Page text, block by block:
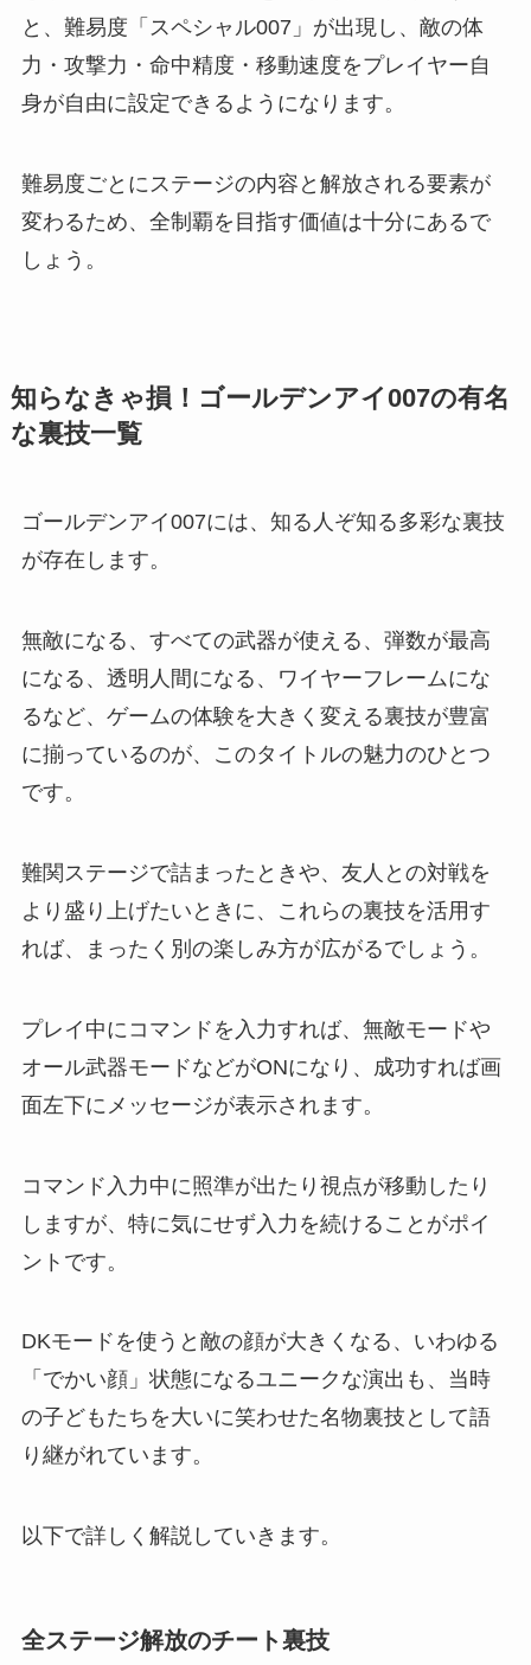
と、難易度「スペシャル007」が出現し、敵の体
力・攻撃力・命中精度・移動速度をプレイヤー自
身が自由に設定できるようになります。
難易度ごとにステージの内容と解放される要素が
変わるため、全制覇を目指す価値は十分にあるで
しょう。
知らなきゃ損！ゴールデンアイ007の有名
な裏技一覧
ゴールデンアイ007には、知る人ぞ知る多彩な裏技
が存在します。
無敵になる、すべての武器が使える、弾数が最高
になる、透明人間になる、ワイヤーフレームにな
るなど、ゲームの体験を大きく変える裏技が豊富
に揃っているのが、このタイトルの魅力のひとつ
です。
難関ステージで詰まったときや、友人との対戦を
より盛り上げたいときに、これらの裏技を活用す
れば、まったく別の楽しみ方が広がるでしょう。
プレイ中にコマンドを入力すれば、無敵モードや
オール武器モードなどがONになり、成功すれば画
面左下にメッセージが表示されます。
コマンド入力中に照準が出たり視点が移動したり
しますが、特に気にせず入力を続けることがポイ
ントです。
DKモードを使うと敵の顔が大きくなる、いわゆる
「でかい顔」状態になるユニークな演出も、当時
の子どもたちを大いに笑わせた名物裏技として語
り継がれています。
以下で詳しく解説していきます。
全ステージ解放のチート裏技